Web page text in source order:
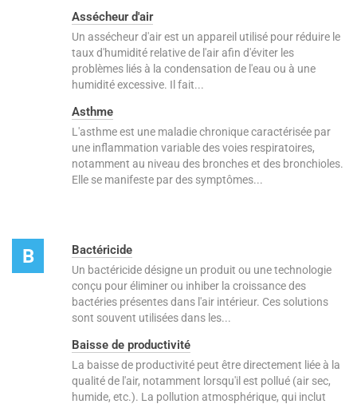
Assécheur d'air
Un assécheur d'air est un appareil utilisé pour réduire le
taux d'humidité relative de l'air afin d'éviter les
problèmes liés à la condensation de l'eau ou à une
humidité excessive. Il fait...
Asthme
L'asthme est une maladie chronique caractérisée par
une inflammation variable des voies respiratoires,
notamment au niveau des bronches et des bronchioles.
Elle se manifeste par des symptômes...
B Bactéricide
Un bactéricide désigne un produit ou une technologie
conçu pour éliminer ou inhiber la croissance des
bactéries présentes dans l'air intérieur. Ces solutions
sont souvent utilisées dans les...
Baisse de productivité
La baisse de productivité peut être directement liée à la
qualité de l'air, notamment lorsqu'il est pollué (air sec,
humide, etc.). La pollution atmosphérique, qui inclut